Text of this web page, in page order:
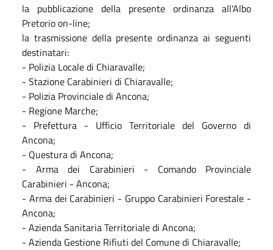
la pubblicazione della presente ordinanza all'Albo
Pretorio on-line;
la trasmissione della presente ordinanza ai seguenti
destinatari:
- Polizia Locale di Chiaravalle;
- Stazione Carabinieri di Chiaravalle;
- Polizia Provinciale di Ancona;
- Regione Marche;
- Prefettura - Ufficio Territoriale del Governo di
Ancona;
- Questura di Ancona;
- Arma dei Carabinieri - Comando Provinciale
Carabinieri - Ancona;
- Arma dei Carabinieri - Gruppo Carabinieri Forestale -
Ancona;
- Azienda Sanitaria Territoriale di Ancona;
- Azienda Gestione Rifiuti del Comune di Chiaravalle;